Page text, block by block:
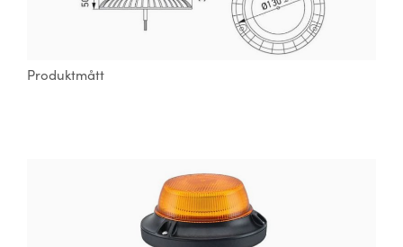
Produktmått